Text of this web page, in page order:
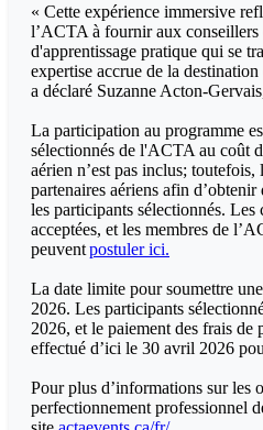
« Cette expérience immersive
l’ACTA à fournir aux conseillers
d'apprentissage pratique qui se
expertise accrue de la
a déclaré Suzanne Acton-
La participation au programme
sélectionnés de l'ACTA au coût
aérien n’est pas inclus;
partenaires aériens afin
les participants sélectionnés. Les
acceptées, et les membres de
peuventpostuler ici.
La date limite pour soumettre
2026. Les participants
2026, et le paiement des frais de
effectué d’ici le 30 avril 2026
Pour plus d’informations sur les
perfectionnement professionnel